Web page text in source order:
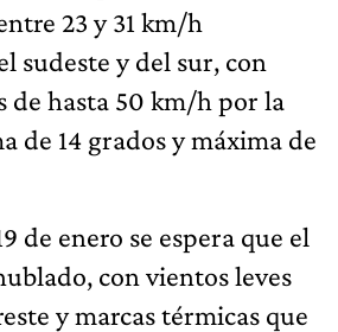
23 y 31 km/h
sudeste y del sur, con
de hasta 50 km/h por la
de 14 grados y máxima de
de enero se espera que el
con vientos leves
y marcas térmicas que